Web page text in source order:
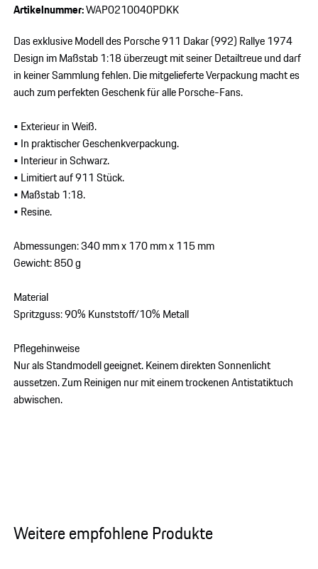
Artikelnummer:WAP0210040PDKK
Das exklusive Modell des Porsche 911 Dakar (992) Rallye 1974
Design im Maßstab 1:18 überzeugt mit seiner Detailtreue und darf
in keiner Sammlung fehlen. Die mitgelieferte Verpackung macht es
auch zum perfekten Geschenk für alle Porsche-Fans.
• Exterieur in Weiß.
• In praktischer Geschenkverpackung.
• Interieur in Schwarz.
• Limitiert auf 911 Stück.
• Maßstab 1:18.
• Resine.
Abmessungen: 340 mm x 170 mm x 115 mm
Gewicht: 850 g
Material
Spritzguss: 90% Kunststoff/10% Metall
Pflegehinweise
Nur als Standmodell geeignet. Keinem direkten Sonnenlicht
aussetzen. Zum Reinigen nur mit einem trockenen Antistatiktuch
abwischen.
Weitere empfohlene Produkte